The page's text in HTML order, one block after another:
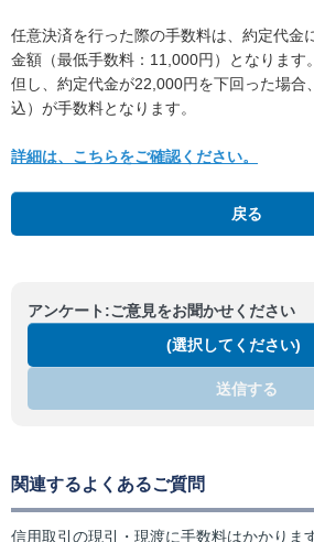
任意決済を行った際の手数料は、約定代金
金額（最低手数料：11,000円）となります。
但し、約定代金が22,000円を下回った場合
込）が手数料となります。
詳細は、こちらをご確認ください。
戻る
アンケート:ご意見をお聞かせください
(選択してください)
送信する
関連するよくあるご質問
信用取引の現引・現渡に手数料はかかりま